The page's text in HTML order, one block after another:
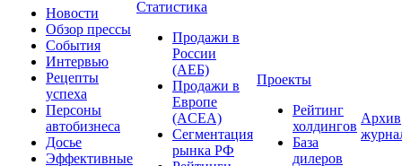
Новости
Обзор прессы
События
Интервью
Рецепты
успеха
Персоны
автобизнеса
Досье
Эффективные
Статистика
Продажи в
России
(АЕБ)
Продажи в
Европе
(ACEA)
Сегментация
рынка РФ
Проекты
Рейтинг
холдингов
База
дилеров
Архив